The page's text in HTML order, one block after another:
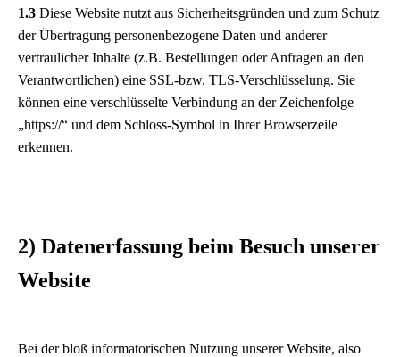
1.3 Diese Website nutzt aus Sicherheitsgründen und zum Schutz
der Übertragung personenbezogene Daten und anderer
vertraulicher Inhalte (z.B. Bestellungen oder Anfragen an den
Verantwortlichen) eine SSL-bzw. TLS-Verschlüsselung. Sie
können eine verschlüsselte Verbindung an der Zeichenfolge
„https://“ und dem Schloss-Symbol in Ihrer Browserzeile
erkennen.
2) Datenerfassung beim Besuch unserer
Website
Bei der bloß informatorischen Nutzung unserer Website, also